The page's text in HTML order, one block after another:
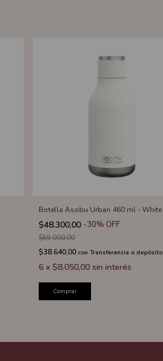
Botella Asobu Urban 460 ml - White
$48.300,00 -30% OFF
$69.000,00
$38.640,00 con Transferencia o depósito
6 x $8.050,00 sin interés
Comprar